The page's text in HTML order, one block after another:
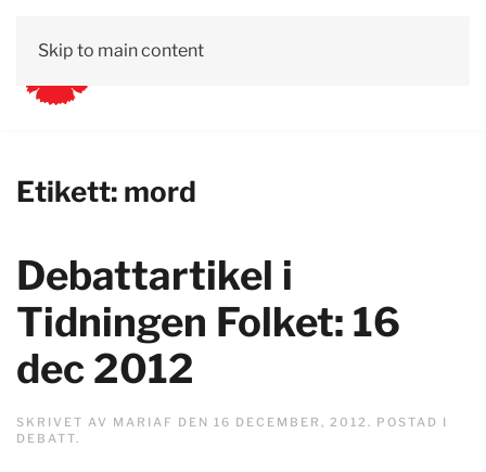
Skip to main content
Etikett: mord
Debattartikel i
Tidningen Folket: 16
dec 2012
SKRIVET AV MARIAF DEN 16 DECEMBER, 2012 . POSTAD I
DEBATT.